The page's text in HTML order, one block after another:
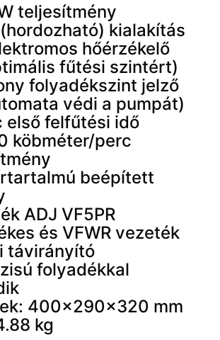
teljesítmény
kialakítás
hőérzékelő
fűtési szintért)
folyadékszint jelző
védi a pumpát)
első felfűtési idő
köbméter/perc
beépített
ADJ VF5PR
és VFWR vezeték
távirányító
folyadékkal
400x290x320 mm
kg